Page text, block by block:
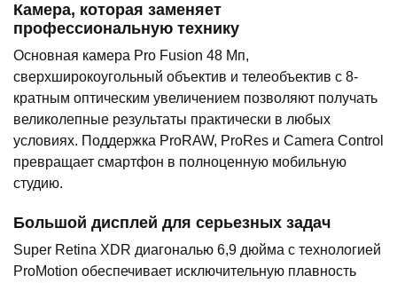
Камера, которая заменяет
профессиональную технику
Основная камера Pro Fusion 48 Мп,
сверхширокоугольный объектив и телеобъектив с 8-
кратным оптическим увеличением позволяют получать
великолепные результаты практически в любых
условиях. Поддержка ProRAW, ProRes и Camera Control
превращает смартфон в полноценную мобильную
студию.
Большой дисплей для серьезных задач
Super Retina XDR диагональю 6,9 дюйма с технологией
ProMotion обеспечивает исключительную плавность